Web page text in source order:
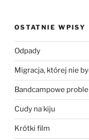
OSTATNIE WPISY
Odpady
Migracja, której nie
Bandcampowe
Cudy na kiju
Krótki film